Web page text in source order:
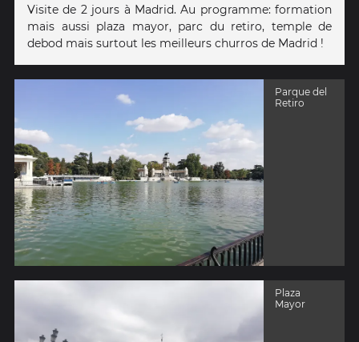
Visite de 2 jours à Madrid. Au programme: formation
mais aussi plaza mayor, parc du retiro, temple de
debod mais surtout les meilleurs churros de Madrid !
Parque del
Retiro
Plaza
Mayor